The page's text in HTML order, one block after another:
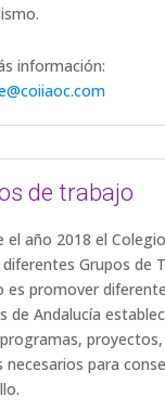
información:
de trabajo
el año 2018 el
Grupos de
es promover
de Andalucía
necesarios para